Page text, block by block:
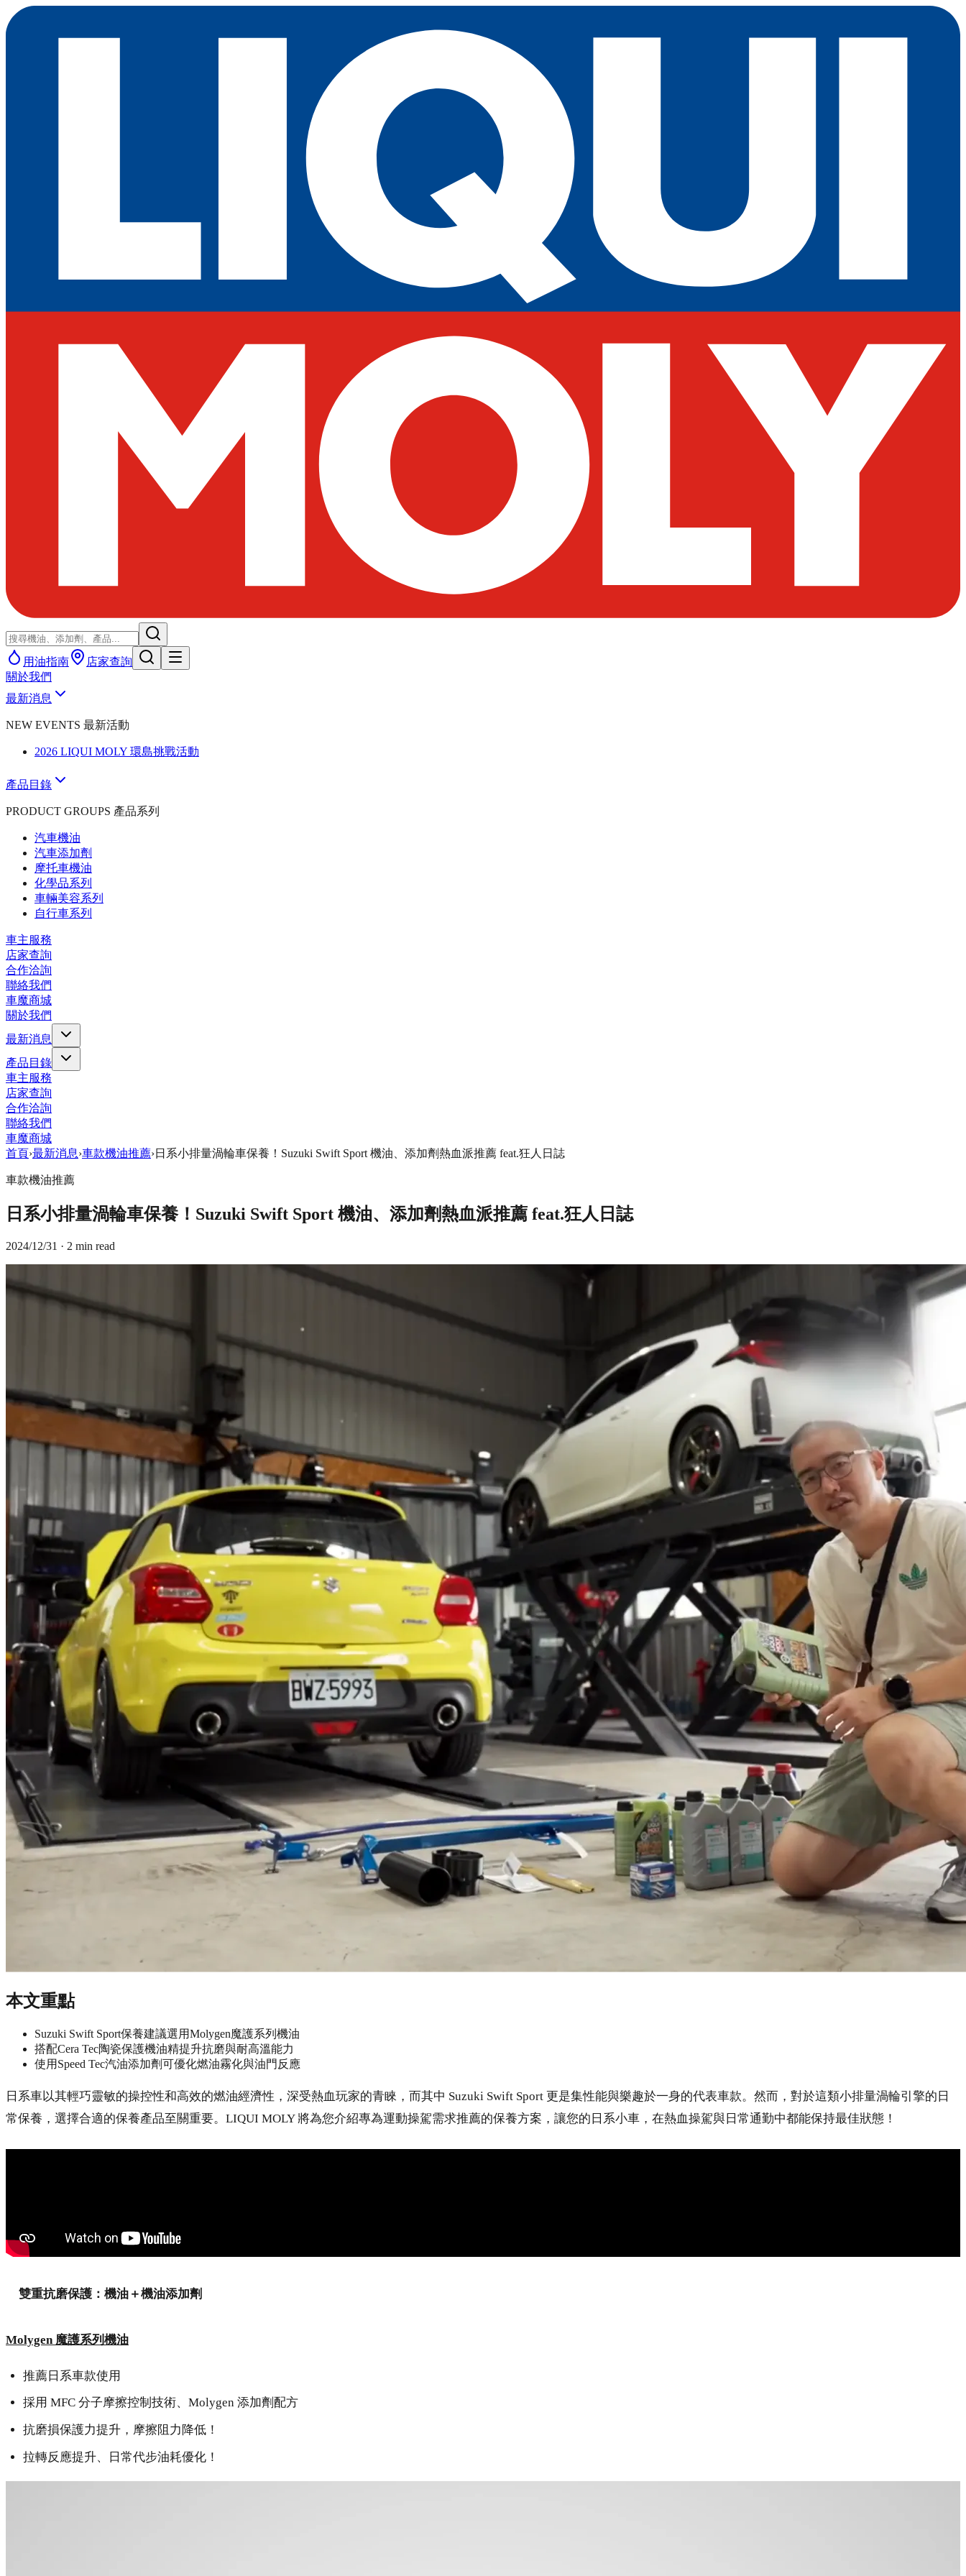
用油指南
店家查詢
關於我們
最新消息
NEW EVENTS 最新活動
2026 LIQUI MOLY 環島挑戰活動
產品目錄
PRODUCT GROUPS 產品系列
汽車機油
汽車添加劑
摩托車機油
化學品系列
車輛美容系列
自行車系列
車主服務
店家查詢
合作洽詢
聯絡我們
車魔商城
關於我們
最新消息
產品目錄
車主服務
店家查詢
合作洽詢
聯絡我們
車魔商城
首頁›最新消息›車款機油推薦›日系小排量渦輪車保養！Suzuki Swift Sport 機油、添加劑熱血派推薦 feat.狂人日誌
車款機油推薦
日系小排量渦輪車保養！Suzuki Swift Sport 機油、添加劑熱血派推薦 feat.狂人日誌
2024/12/31 · 2 min read
本文重點
Suzuki Swift Sport保養建議選用Molygen魔護系列機油
搭配Cera Tec陶瓷保護機油精提升抗磨與耐高溫能力
使用Speed Tec汽油添加劑可優化燃油霧化與油門反應
日系車以其輕巧靈敏的操控性和高效的燃油經濟性，深受熱血玩家的青睞，而其中 Suzuki Swift Sport 更是集性能與樂趣於一身的代表車款。然而，對於這類小排量渦輪引擎的日
常保養，選擇合適的保養產品至關重要。LIQUI MOLY 將為您介紹專為運動操駕需求推薦的保養方案，讓您的日系小車，在熱血操駕與日常通勤中都能保持最佳狀態！
雙重抗磨保護：機油＋機油添加劑
Molygen 魔護系列機油
推薦日系車款使用
採用 MFC 分子摩擦控制技術、Molygen 添加劑配方
抗磨損保護力提升，摩擦阻力降低！
拉轉反應提升、日常代步油耗優化！